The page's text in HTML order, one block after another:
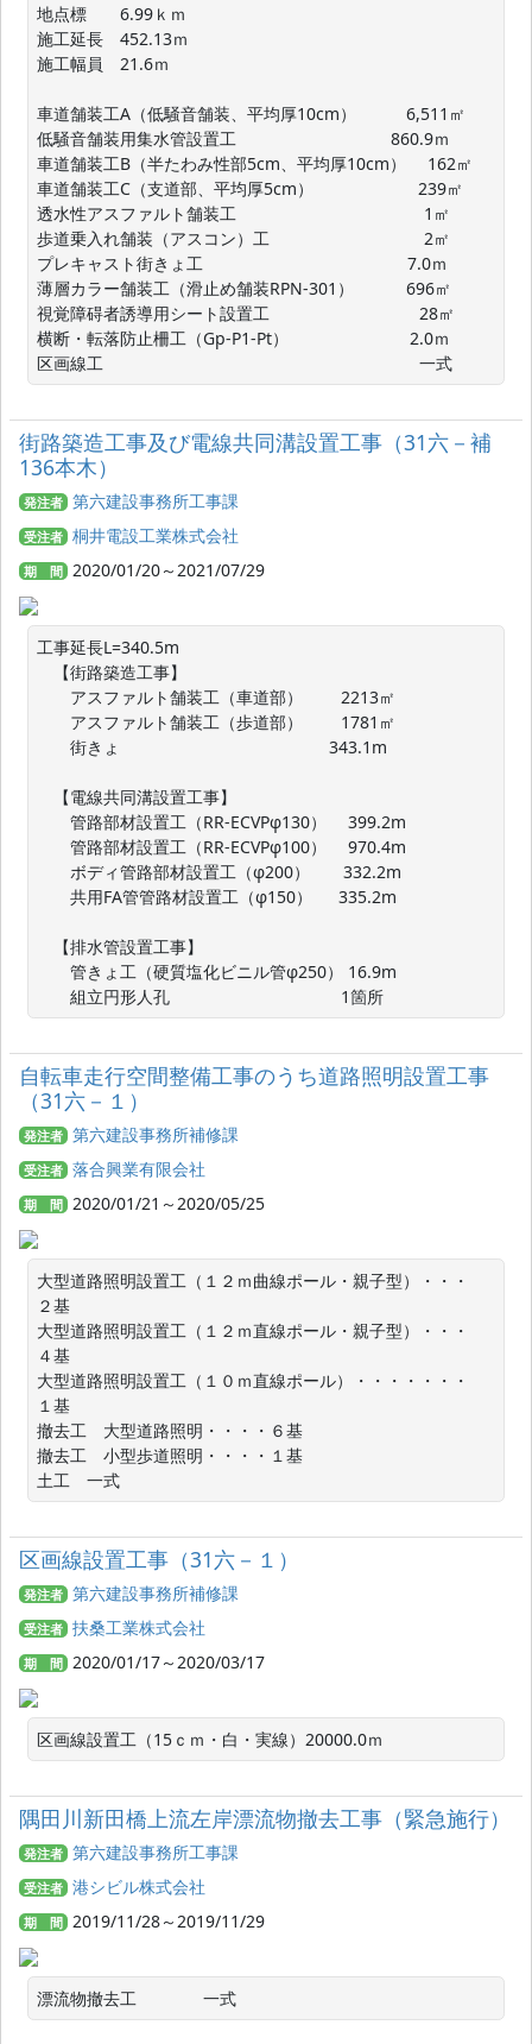
地点標　　6.99ｋｍ
施工延長　452.13ｍ
施工幅員　21.6ｍ
車道舗装工A（低騒音舗装、平均厚10cm）　　　6,511㎡
低騒音舗装用集水管設置工　　　　　　　　　 860.9ｍ
車道舗装工B（半たわみ性部5cm、平均厚10cm）　 162㎡
車道舗装工C（支道部、平均厚5cm）　　　　　　 239㎡
透水性アスファルト舗装工　　　　　　　　　　　 1㎡
歩道乗入れ舗装（アスコン）工　　　　　　　　　 2㎡
プレキャスト街きょ工　　　　　　　　　　　　 7.0ｍ
薄層カラー舗装工（滑止め舗装RPN-301）    　　696㎡
視覚障碍者誘導用シート設置工　　　　　　　　　28㎡
横断・転落防止柵工（Gp-P1-Pt）　　　　　　　 2.0ｍ
区画線工　　　　　　　　　　　　　　　　　　　一式
街路築造工事及び電線共同溝設置工事（31六－補
136本木）
発注者 第六建設事務所工事課
受注者 桐井電設工業株式会社
期 間 2020/01/20～2021/07/29
工事延長L=340.5m
【街路築造工事】
アスファルト舗装工（車道部）　　 2213㎡
アスファルト舗装工（歩道部）　　 1781㎡
街きょ　　　　　　　　　　　 　 343.1m
【電線共同溝設置工事】
管路部材設置工（RR-ECVPφ130） 　399.2m
管路部材設置工（RR-ECVPφ100） 　970.4m
ボディ管路部材設置工（φ200）　　332.2m
共用FA管管路材設置工（φ150）  　335.2m
【排水管設置工事】
管きょ工（硬質塩化ビニル管φ250） 16.9m
組立円形人孔　　 　　　　　　　　1箇所
自転車走行空間整備工事のうち道路照明設置工事
（31六－１）
発注者 第六建設事務所補修課
受注者 落合興業有限会社
期 間 2020/01/21～2020/05/25
大型道路照明設置工（１２ｍ曲線ポール・親子型）・・・
２基
大型道路照明設置工（１２ｍ直線ポール・親子型）・・・
４基
大型道路照明設置工（１０ｍ直線ポール）・・・・・・・
１基
撤去工　大型道路照明・・・・６基
撤去工　小型歩道照明・・・・１基
土工　一式
区画線設置工事（31六－１）
発注者 第六建設事務所補修課
受注者 扶桑工業株式会社
期 間 2020/01/17～2020/03/17
区画線設置工（15ｃｍ・白・実線）20000.0ｍ
隅田川新田橋上流左岸漂流物撤去工事（緊急施行）
発注者 第六建設事務所工事課
受注者 港シビル株式会社
期 間 2019/11/28～2019/11/29
漂流物撤去工　　　　一式